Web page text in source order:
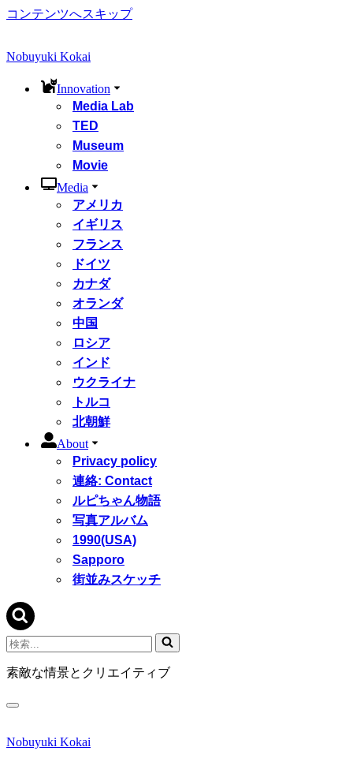
コンテンツへスキップ
Nobuyuki Kokai
Innovation
Media Lab
TED
Museum
Movie
Media
アメリカ
イギリス
フランス
ドイツ
カナダ
オランダ
中国
ロシア
インド
ウクライナ
トルコ
北朝鮮
About
Privacy policy
連絡: Contact
ルピちゃん物語
写真アルバム
1990(USA)
Sapporo
街並みスケッチ
検
索...
素敵な情景とクリエイティブ
ナ
ゲ
Nobuyuki Kokai